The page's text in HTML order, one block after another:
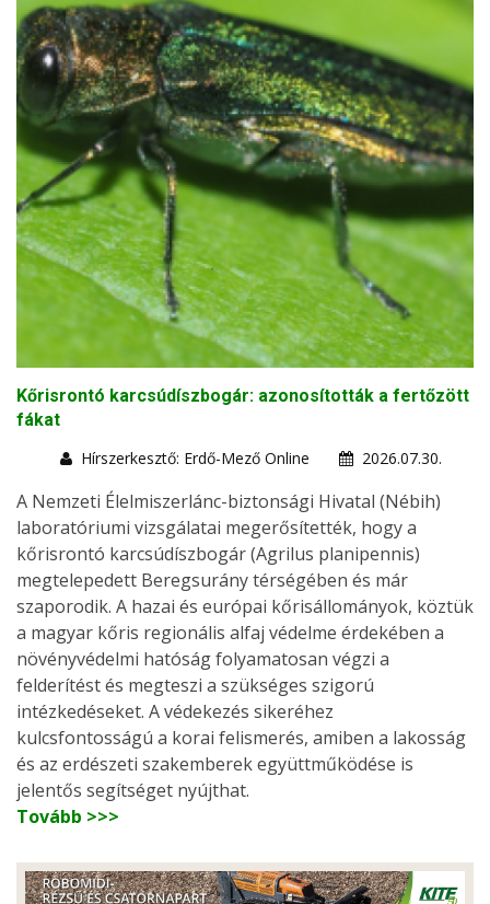
Kőrisrontó karcsúdíszbogár: azonosították a fertőzött
fákat
Hírszerkesztő: Erdő-Mező Online
2026.07.30.
A Nemzeti Élelmiszerlánc-biztonsági Hivatal (Nébih)
laboratóriumi vizsgálatai megerősítették, hogy a
kőrisrontó karcsúdíszbogár (Agrilus planipennis)
megtelepedett Beregsurány térségében és már
szaporodik. A hazai és európai kőrisállományok, köztük
a magyar kőris regionális alfaj védelme érdekében a
növényvédelmi hatóság folyamatosan végzi a
felderítést és megteszi a szükséges szigorú
intézkedéseket. A védekezés sikeréhez
kulcsfontosságú a korai felismerés, amiben a lakosság
és az erdészeti szakemberek együttműködése is
jelentős segítséget nyújthat.
Tovább >>>